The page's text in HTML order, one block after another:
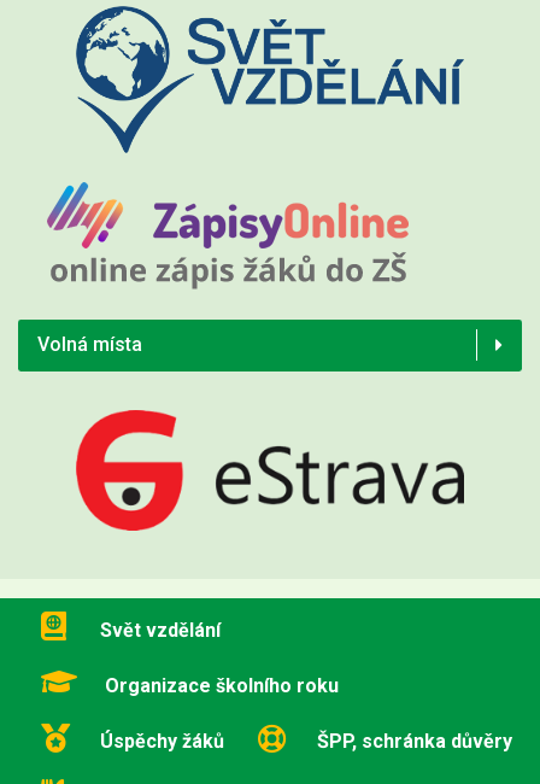
Volná místa
Svět vzdělání
Organizace školního roku
Úspěchy žáků ŠPP, schránka důvěry